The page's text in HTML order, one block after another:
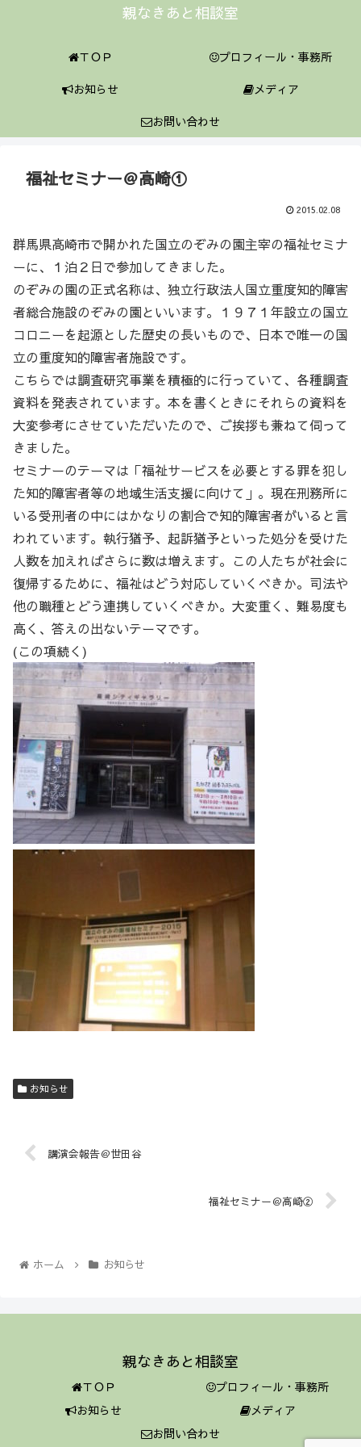
親なきあと相談室
ＴＯＰ
プロフィール・事務所
お知らせ
メディア
お問い合わせ
福祉セミナー＠高崎①
2015.02.08
群馬県高崎市で開かれた国立のぞみの園主宰の福祉セミナ
ーに、１泊２日で参加してきました。
のぞみの園の正式名称は、 独立行政法人国立重度知的障害
者総合施設のぞみの園といいます。１９７１年設立の国立
コロニーを起源とした歴史の長いもので、日本で唯一の国
立の重度知的障害者施設です。
こちらでは調査研究事業を積極的に行っていて、各種調査
資料を発表されています。本を書くときにそれらの資料を
大変参考にさせていただいたので、ご挨拶も兼ねて伺って
きました。
セミナーのテーマは「福祉サービスを必要とする罪を犯し
た知的障害者等の地域生活支援に向けて」。現在刑務所に
いる受刑者の中にはかなりの割合で知的障害者がいると言
われています。執行猶予、起訴猶予といった処分を受けた
人数を加えればさらに数は増えます。この人たちが社会に
復帰するために、福祉はどう対応していくべきか。司法や
他の職種とどう連携していくべきか。大変重く、難易度も
高く、答えの出ないテーマです。
(この項続く)
お知らせ
講演会報告＠世田谷
福祉セミナー＠高崎②
ホーム お知らせ
親なきあと相談室
ＴＯＰ
プロフィール・事務所
お知らせ
メディア
お問い合わせ